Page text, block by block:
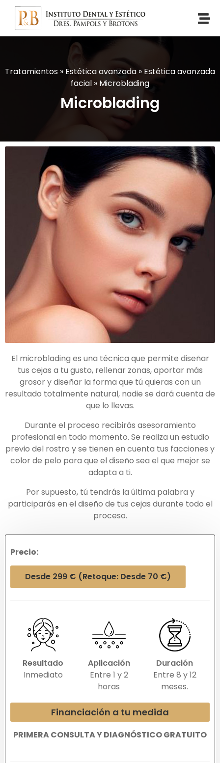
Tratamientos » Estética avanzada » Estética avanzada
facial » Microblading
Microblading
El microblading es una técnica que permite diseñar
tus cejas a tu gusto, rellenar zonas, aportar más
grosor y diseñar la forma que tú quieras con un
resultado totalmente natural, nadie se dará cuenta de
que lo llevas.
Durante el proceso recibirás asesoramiento
profesional en todo momento. Se realiza un estudio
previo del rostro y se tienen en cuenta tus facciones y
color de pelo para que el diseño sea el que mejor se
adapta a ti.
Por supuesto, tú tendrás la última palabra y
participarás en el diseño de tus cejas durante todo el
proceso.
Precio:
Desde 299 € (Retoque: Desde 70 €)
Resultado
Inmediato
Aplicación
Entre 1 y 2
horas
Duración
Entre 8 y 12
meses.
Financiación a tu medida
PRIMERA CONSULTA Y DIAGNÓSTICO GRATUITO